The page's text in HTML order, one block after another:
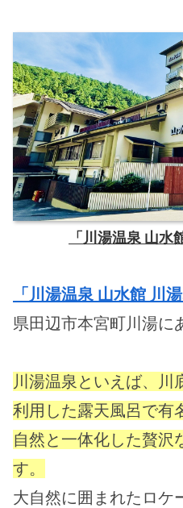
「川湯温泉 山水
「川湯温泉 山水館 川
県田辺市本宮町川湯に
川湯温泉といえば、川
利用した露天風呂で有
自然と一体化した贅沢
す。
大自然に囲まれたロケ